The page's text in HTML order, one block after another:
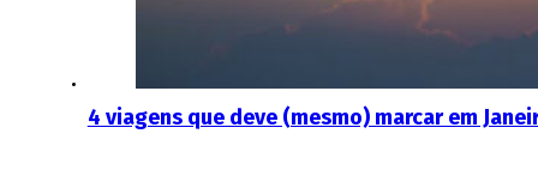
4 viagens que deve (mesmo) marcar em